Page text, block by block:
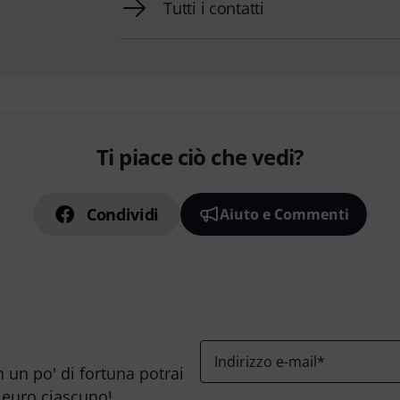
Tutti i contatti
Ti piace ciò che vedi?
Condividi Aiuto e Commenti
un po' di fortuna potrai
Indirizzo e-mail*